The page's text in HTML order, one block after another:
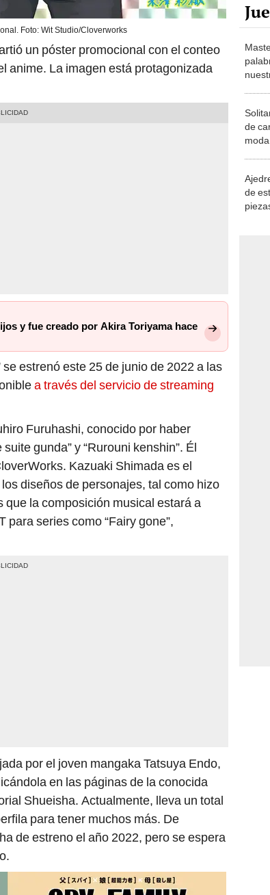
Foto: Wit Studio/Cloverworks
un póster promocional con el conteo
anime. La imagen está protagonizada
y fue creado por Akira Toriyama hace
estrenó este 25 de junio de 2022 a las
a través del servicio de streaming
Furuhashi, conocido por haber
gunda” y “Rurouni kenshin”. Él
Kazuaki Shimada es el
diseños de personajes, tal como hizo
que la composición musical estará a
series como “Fairy gone”,
por el joven mangaka Tatsuya Endo,
en las páginas de la conocida
Shueisha. Actualmente, lleva un total
para tener muchos más. De
de estreno el año 2022, pero se espera
de
de